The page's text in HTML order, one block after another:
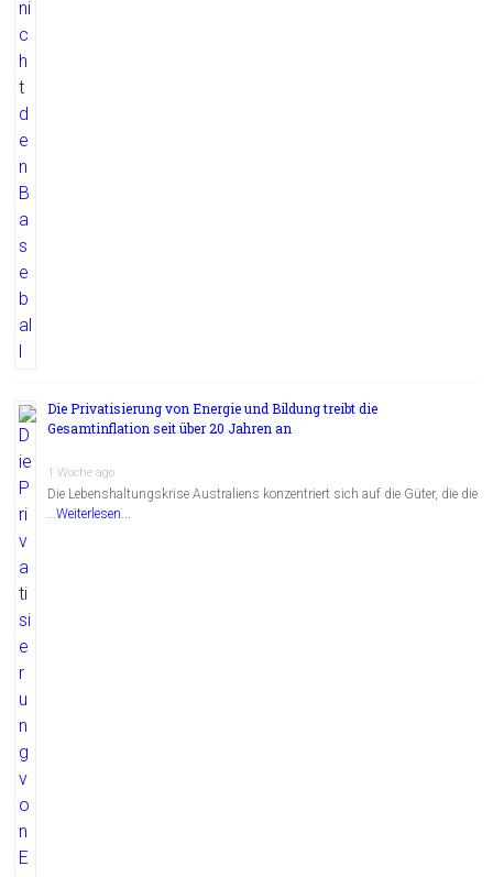
Die Privatisierung von Energie und Bildung treibt die
Gesamtinflation seit über 20 Jahren an
1 Woche ago
Die Lebenshaltungskrise Australiens konzentriert sich auf die Güter, die die
…Weiterlesen...